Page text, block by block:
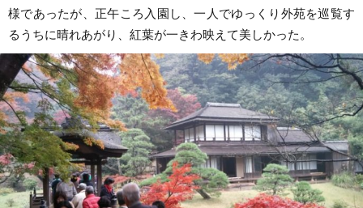
様であったが、正午ころ入園し、一人でゆっくり外苑を巡覧す
るうちに晴れあがり、紅葉が一きわ映えて美しかった。